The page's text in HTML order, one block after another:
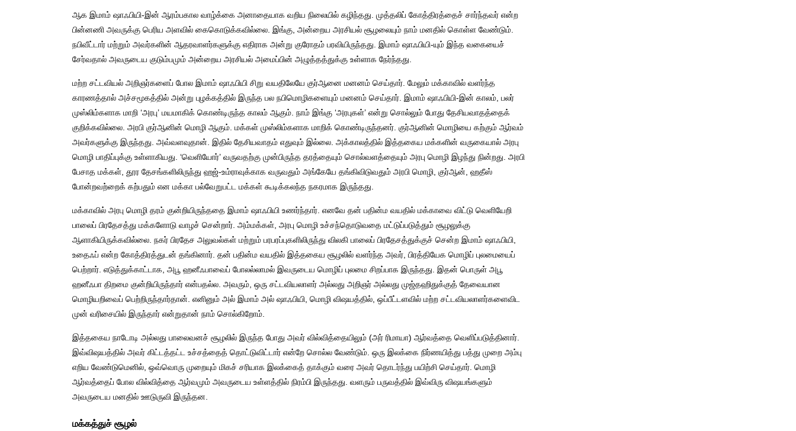
ஆக இமாம் ஷாஃபியி-இன் ஆரம்பகால வாழ்க்கை அனாதையாக வறிய நிலையில் கழிந்தது. முத்தலிப் கோத்திரத்தைச் சார்ந்தவர் என்ற
பின்னணி அவருக்கு பெரிய அளவில் கைகொடுக்கவில்லை. இங்கு, அன்றைய அரசியல் சூழலையும் நாம் மனதில் கொள்ள வேண்டும்.
நபிவீட்டார் மற்றும் அவர்களின் ஆதரவாளர்களுக்கு எதிராக அன்று குரோதம் பரவியிருந்தது. இமாம் ஷாஃபியி-யும் இந்த வகையைச்
சேர்வதால் அவருடைய குடும்பமும் அன்றைய அரசியல் அமைப்பின் அழுத்தத்துக்கு உள்ளாக நேர்ந்தது.
மற்ற சட்டவியல் அறிஞர்களைப் போல இமாம் ஷாஃபியி சிறு வயதிலேயே குர்ஆனை மனனம் செய்தார். மேலும் மக்காவில் வளர்ந்த
காரணத்தால் அச்சமூகத்தில் அன்று புழக்கத்தில் இருந்த பல நபிமொழிகளையும் மனனம் செய்தார். இமாம் ஷாஃபியி-இன் காலம், பலர்
முஸ்லிம்களாக மாறி ‘அரபு’ மயமாகிக் கொண்டிருந்த காலம் ஆகும். நாம் இங்கு ‘அரபுகள்’ என்று சொல்லும் போது தேசியவாதத்தைக்
குறிக்கவில்லை. அரபி குர்ஆனின் மொழி ஆகும். மக்கள் முஸ்லிம்களாக மாறிக் கொண்டிருந்தனர். குர்ஆனின் மொழியை கற்கும் ஆர்வம்
அவர்களுக்கு இருந்தது. அவ்வளவுதான். இதில் தேசியவாதம் எதுவும் இல்லை. அக்காலத்தில் இத்தகைய மக்களின் வருகையால் அரபு
மொழி பாதிப்புக்கு உள்ளாகியது. ‘வெளியோர்’ வருவதற்கு முன்பிருந்த தரத்தையும் சொல்வளத்தையும் அரபு மொழி இழந்து நின்றது. அரபி
பேசாத மக்கள், தூர தேசங்களிலிருந்து ஹஜ்-உம்ராவுக்காக வருவதும் அங்கேயே தங்கிவிடுவதும் அரபி மொழி, குர்ஆன், ஹதீஸ்
போன்றவற்றைக் கற்பதும் என மக்கா பல்வேறுபட்ட மக்கள் கூடிக்கலந்த நகரமாக இருந்தது.
மக்காவில் அரபு மொழி தரம் குன்றியிருந்ததை இமாம் ஷாஃபியி உணர்ந்தார். எனவே தன் பதின்ம வயதில் மக்காவை விட்டு வெளியேறி
பாலைப் பிரதேசத்து மக்களோடு வாழச் சென்றார். அம்மக்கள், அரபு மொழி உச்சந்தொடுவதை மட்டுப்படுத்தும் சூழலுக்கு
ஆளாகியிருக்கவில்லை. நகர் பிரதேச அலுவல்கள் மற்றும் பரபரப்புகளிலிருந்து விலகி பாலைப் பிரதேசத்துக்குச் சென்ற இமாம் ஷாஃபியி,
உதைஃப் என்ற கோத்திரத்துடன் தங்கினார். தன் பதின்ம வயதில் இத்தகைய சூழலில் வளர்ந்த அவர், பிரத்தியேக மொழிப் புலமையைப்
பெற்றார். எடுத்துக்காட்டாக, அபூ ஹனீஃபாவைப் போலல்லாமல் இவருடைய மொழிப் புலமை சிறப்பாக இருந்தது. இதன் பொருள் அபூ
ஹனீஃபா திறமை குன்றியிருந்தார் என்பதல்ல. அவரும், ஒரு சட்டவியலாளர் அல்லது அறிஞர் அல்லது முஜ்தஹிதுக்குத் தேவையான
மொழியறிவைப் பெற்றிருந்தார்தான். எனினும் அல் இமாம் அல் ஷாஃபியி, மொழி விஷயத்தில், ஒப்பீட்டளவில் மற்ற சட்டவியலாளர்களைவிட
முன் வரிசையில் இருந்தார் என்றுதான் நாம் சொல்கிறோம்.
இத்தகைய நாடோடி அல்லது பாலைவனச் சூழலில் இருந்த போது அவர் வில்வித்தையிலும் (அர் ரிமாயா) ஆர்வத்தை வெளிப்படுத்தினார்.
இவ்விஷயத்தில் அவர் கிட்டத்தட்ட உச்சத்தைத் தொட்டுவிட்டார் என்றே சொல்ல வேண்டும். ஒரு இலக்கை நிர்ணயித்து பத்து முறை அம்பு
எறிய வேண்டுமெனில், ஒவ்வொரு முறையும் மிகச் சரியாக இலக்கைத் தாக்கும் வரை அவர் தொடர்ந்து பயிற்சி செய்தார். மொழி
ஆர்வத்தைப் போல வில்வித்தை ஆர்வமும் அவருடைய உள்ளத்தில் நிரம்பி இருந்தது. வளரும் பருவத்தில் இவ்விரு விஷயங்களும்
அவருடைய மனதில் ஊடுருவி இருந்தன.
மக்கத்துச் சூழல்